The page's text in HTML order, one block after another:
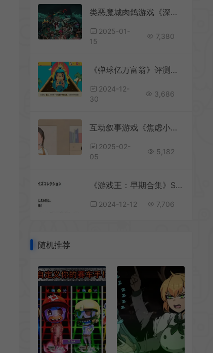
类恶魔城肉鸽游戏《深渊之印》推出试玩Demo
2025-01-
15
7,380
《弹球亿万富翁》评测：成也运气，败也运气
2024-12-
30
3,686
互动叙事游戏《焦虑小狗》Steam页面开放
2025-02-
05
5,182
《游戏王：早期合集》Switch版商店上线 暂无中文
2024-12-12 7,706
随机推荐